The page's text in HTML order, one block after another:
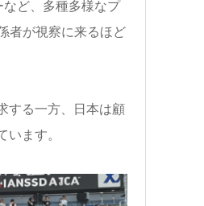
ど、多種多様なプ
者が視察に来るほど
する一方、日本は顧
ます。